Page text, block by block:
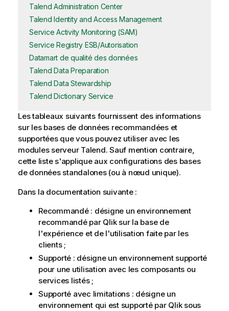
Talend Administration Center
Talend Identity and Access Management
Service Activity Monitoring (SAM)
Service Registry ESB/Autorisation
Datamart de qualité des données
Talend Data Preparation
Talend Data Stewardship
Talend Dictionary Service
Les tableaux suivants fournissent des informations
sur les bases de données recommandées et
supportées que vous pouvez utiliser avec les
modules serveur Talend. Sauf mention contraire,
cette liste s'applique aux configurations des bases
de données standalones (ou à nœud unique).
Dans la documentation suivante :
Recommandé : désigne un environnement
recommandé par Qliksur la base de
l'expérience et de l'utilisation faite par les
clients ;
Supporté : désigne un environnement supporté
pour une utilisation avec les composants ou
services listés ;
Supporté avec limitations : désigne un
environnement qui est supporté par Qliksous